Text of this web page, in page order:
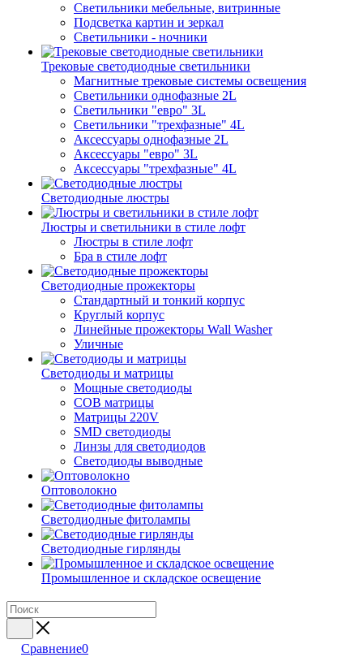
Светильники мебельные, витринные
Подсветка картин и зеркал
Светильники - ночники
Трековые светодиодные светильники
Магнитные трековые системы освещения
Светильники однофазные 2L
Светильники "евро" 3L
Светильники "трехфазные" 4L
Аксессуары однофазные 2L
Аксессуары "евро" 3L
Аксессуары "трехфазные" 4L
Светодиодные люстры
Люстры и светильники в стиле лофт
Люстры в стиле лофт
Бра в стиле лофт
Светодиодные прожекторы
Стандартный и тонкий корпус
Круглый корпус
Линейные прожекторы Wall Washer
Уличные
Светодиоды и матрицы
Мощные светодиоды
COB матрицы
Матрицы 220V
SMD светодиоды
Линзы для светодиодов
Светодиоды выводные
Оптоволокно
Светодиодные фитолампы
Светодиодные гирлянды
Промышленное и складское освещение
Сравнение0